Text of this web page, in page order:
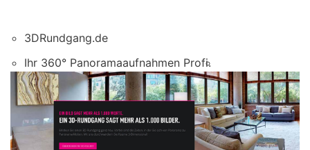
3DRundgang.de
Ihr 360° Panoramaaufnahmen Profi.